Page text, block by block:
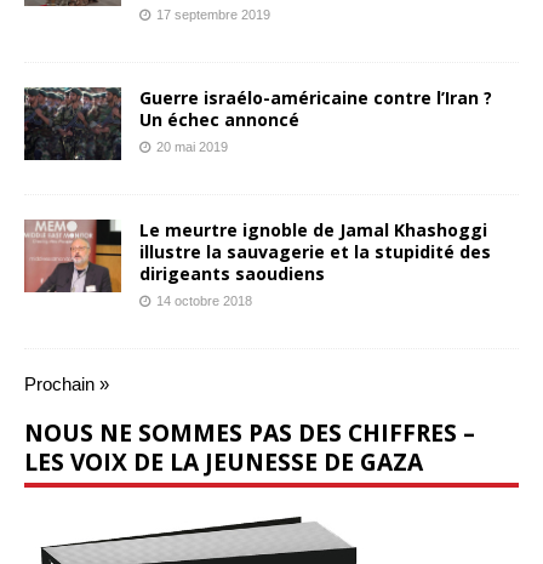
17 septembre 2019
Guerre israélo-américaine contre l’Iran ?
Un échec annoncé
20 mai 2019
Le meurtre ignoble de Jamal Khashoggi
illustre la sauvagerie et la stupidité des
dirigeants saoudiens
14 octobre 2018
Prochain »
NOUS NE SOMMES PAS DES CHIFFRES –
LES VOIX DE LA JEUNESSE DE GAZA